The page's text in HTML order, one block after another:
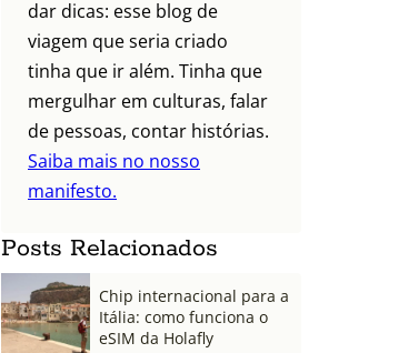
dar dicas: esse blog de
viagem que seria criado
tinha que ir além. Tinha que
mergulhar em culturas, falar
de pessoas, contar histórias.
Saiba mais no nosso
manifesto.
Posts Relacionados
Chip internacional para a
Itália: como funciona o
eSIM da Holafly